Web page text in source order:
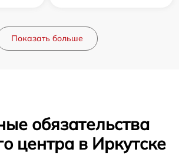
Показать больше
обязательства
центра в Иркутске